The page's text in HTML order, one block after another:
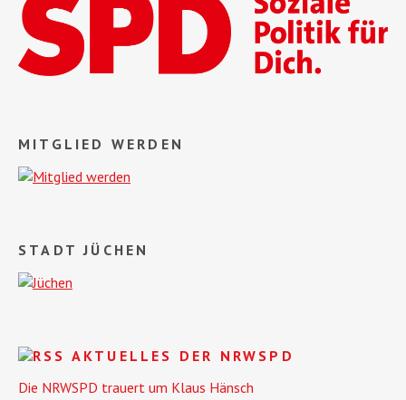
MITGLIED WERDEN
STADT JÜCHEN
AKTUELLES DER NRWSPD
Die NRWSPD trauert um Klaus Hänsch